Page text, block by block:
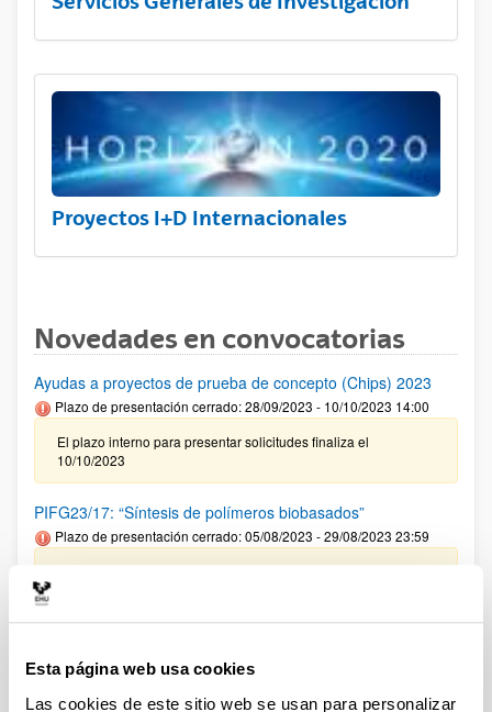
Esta página web usa cookies
Las cookies de este sitio web se usan para personalizar
Proyectos I+D Internacionales
Novedades en convocatorias
Ayudas a proyectos de prueba de concepto (Chips) 2023
Plazo de presentación cerrado: 28/09/2023 - 10/10/2023 14:00
El plazo interno para presentar solicitudes finaliza el
10/10/2023
PIFG23/17: “Síntesis de polímeros biobasados”
Plazo de presentación cerrado: 05/08/2023 - 29/08/2023 23:59
18/09/2023 Se ha publicado la propuesta de adjudicación
PIFG23/09: “Transporte de nano y micro cápsulas
Plazo de presentación cerrado: 12/07/2023 - 04/08/2023 23:59
Se ha publicado la propuesta de adjudicación(23/09/2023)